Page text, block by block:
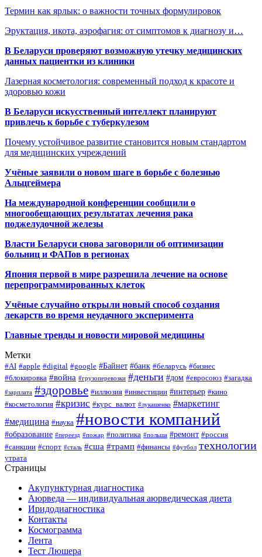
Термин как ярлык: о важности точных формулировок
Эруктация, икота, аэрофагия: от симптомов к диагнозу и…
В Беларуси проверяют возможную утечку медицинских
данных пациентки из клиники
Лазерная косметология: современный подход к красоте и
здоровью кожи
В Беларуси искусственный интеллект планируют
привлечь к борьбе с туберкулезом
Почему устойчивое развитие становится новым стандартом
для медицинских учреждений
Учёные заявили о новом шаге в борьбе с болезнью
Альцгеймера
На международной конференции сообщили о
многообещающих результатах лечения рака
поджелудочной железы
Власти Беларуси снова заговорили об оптимизации
больниц и ФАПов в регионах
Япония первой в мире разрешила лечение на основе
перепрограммированных клеток
Учёные случайно открыли новый способ создания
лекарств во время неудачного эксперимента
Главные тренды и новости мировой медицины
Метки
#AI #apple #digital #google #Байнет #банк #беларусь #бизнес
#блокировка #война #грузоперевозки #деньги #дом #евросоюз #загадка
#зарплата #здоровье #иллюзия #инвестиции #интерьер #кино
#косметология #кризис #курс_валют #лукашенко #маркетинг
#медицина #наука #новости компаний
#образование #переезд #пожар #политика #польша #ремонт #россия
#санкции #спорт #сталь #сша #трамп #финансы #футбол технологии
утрата
Страницы
Акупунктурная диагностика
Аюрведа — индивидуальная аюрведическая диета
Иридодиагностика
Контакты
Космограмма
Лента
Тест Люшера